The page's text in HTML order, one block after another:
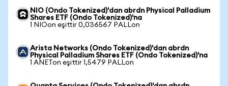
NIO (Ondo Tokenized)'dan abrdn Physical Palladium
Shares ETF (Ondo Tokenized)'na
1 NIOon eşittir 0,036567 PALLon
Arista Networks (Ondo Tokenized)'dan abrdn
Physical Palladium Shares ETF (Ondo Tokenized)'na
1 ANETon eşittir 1,5479 PALLon